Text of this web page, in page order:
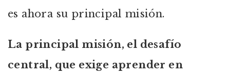
es ahora su principal misión.
La principal misión, el desafío
central, que exige aprender en